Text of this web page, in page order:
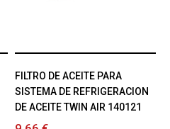
FILTRO DE ACEITE PARA
SISTEMA DE REFRIGERACION
DE ACEITE TWIN AIR 140121